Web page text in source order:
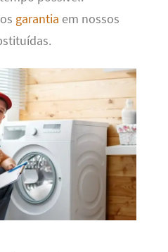
garantia em nossos